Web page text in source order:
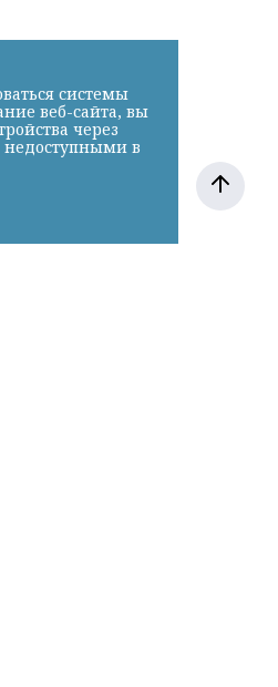
системы
веб-сайта, вы
через
недоступными в